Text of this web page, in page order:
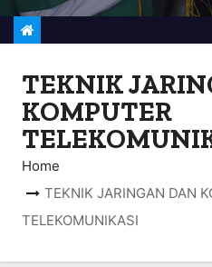
TEKNIK
KOMPUTER
Home
TEKNIK JARINGAN DAN
TELEKOMUNIKASI